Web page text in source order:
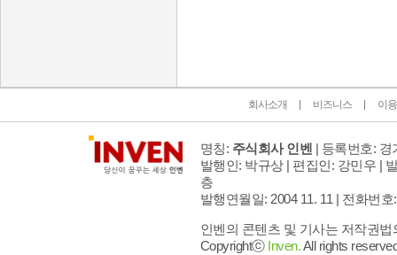
회사소개 비즈니스 이
명칭: 주식회사 인벤 | 등록번호: 경
발행인: 박규상 | 편집인: 강민우 |
층
발행연월일: 2004 11. 11 | 전화번호
인벤의 콘텐츠 및 기사는 저작권
Copyrightⓒ Inven.All rights